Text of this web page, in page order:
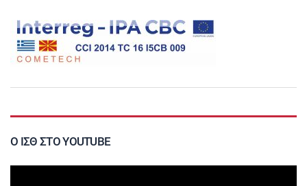
Ο ΙΣΘ ΣΤΟ YOUTUBE